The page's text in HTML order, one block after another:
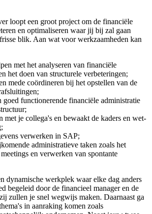
loopt een groot project om de financiële
en optimaliseren waar jij bij zal gaan
blik. Aan wat voor werkzaamheden kan
met het analyseren van financiële
het doen van structurele verbeteringen;
mede coördineren bij het opstellen van de
goed functionerende financiële administratie
met je collega's en bewaakt de kaders en wet-
verwerken in SAP;
administratieve taken zoals het
en verwerken van spontante
dynamische werkplek waar elke dag anders
begeleid door de financieel manager en de
zullen je snel wegwijs maken. Daarnaast ga
in aanraking komen zoals